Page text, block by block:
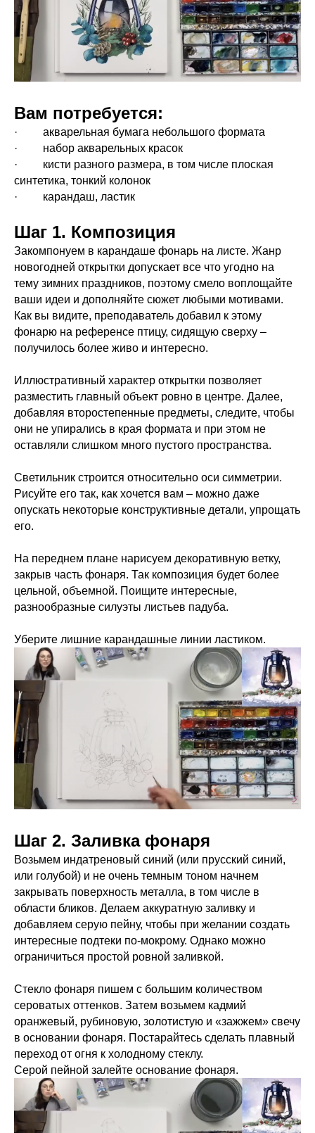
Вам потребуется:
· акварельная бумага небольшого формата
· набор акварельных красок
· кисти разного размера, в том числе плоская
синтетика, тонкий колонок
· карандаш, ластик
Шаг 1. Композиция
Закомпонуем в карандаше фонарь на листе. Жанр
новогодней открытки допускает все что угодно на
тему зимних праздников, поэтому смело воплощайте
ваши идеи и дополняйте сюжет любыми мотивами.
Как вы видите, преподаватель добавил к этому
фонарю на референсе птицу, сидящую сверху –
получилось более живо и интересно.
Иллюстративный характер открытки позволяет
разместить главный объект ровно в центре. Далее,
добавляя второстепенные предметы, следите, чтобы
они не упирались в края формата и при этом не
оставляли слишком много пустого пространства.
Светильник строится относительно оси симметрии.
Рисуйте его так, как хочется вам – можно даже
опускать некоторые конструктивные детали, упрощать
его.
На переднем плане нарисуем декоративную ветку,
закрыв часть фонаря. Так композиция будет более
цельной, объемной. Поищите интересные,
разнообразные силуэты листьев падуба.
Уберите лишние карандашные линии ластиком.
Шаг 2. Заливка фонаря
Возьмем индатреновый синий (или прусский синий,
или голубой) и не очень темным тоном начнем
закрывать поверхность металла, в том числе в
области бликов. Делаем аккуратную заливку и
добавляем серую пейну, чтобы при желании создать
интересные подтеки по-мокрому. Однако можно
ограничиться простой ровной заливкой.
Стекло фонаря пишем с большим количеством
сероватых оттенков. Затем возьмем кадмий
оранжевый, рубиновую, золотистую и «зажжем» свечу
в основании фонаря. Постарайтесь сделать плавный
переход от огня к холодному стеклу.
Серой пейной залейте основание фонаря.